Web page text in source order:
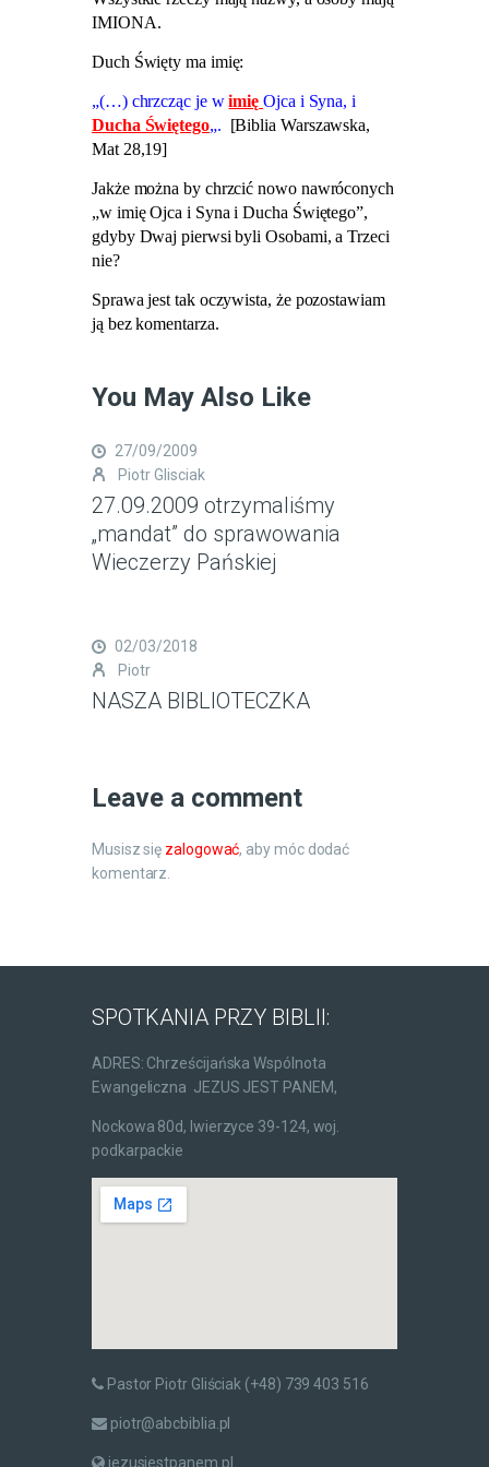
IMIONA.
Duch Święty ma imię:
„(…) chrzcząc je wimię Ojca i Syna, i
Ducha Świętego„. [Biblia Warszawska,
Mat 28,19]
Jakże można by chrzcić nowo nawróconych
„w imię Ojca i Syna i Ducha Świętego”,
gdyby Dwaj pierwsi byli Osobami, a Trzeci
nie?
Sprawa jest tak oczywista, że pozostawiam
ją bez komentarza.
You May Also Like
27/09/2009
Piotr Glisciak
27.09.2009 otrzymaliśmy
„mandat” do sprawowania
Wieczerzy Pańskiej
02/03/2018
Piotr
NASZA BIBLIOTECZKA
Leave a comment
Musisz się zalogować, aby móc dodać
komentarz.
SPOTKANIA PRZY BIBLII:
ADRES: Chrześcijańska Wspólnota
Ewangeliczna JEZUS JEST PANEM,
Nockowa 80d, Iwierzyce 39-124, woj.
podkarpackie
Pastor Piotr Gliściak (+48) 739 403 516
piotr@abcbiblia.pl
jezusjestpanem.pl